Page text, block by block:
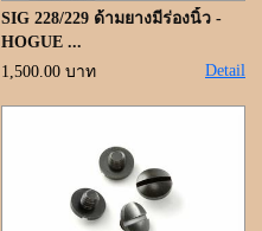
SIG 228/229 ด้ามยางมีร่องนิ้ว -
HOGUE ...
1,500.00 บาท
Detail